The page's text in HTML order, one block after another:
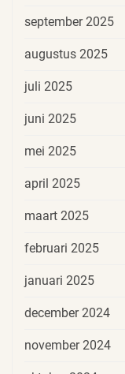
september 2025
augustus 2025
juli 2025
juni 2025
mei 2025
april 2025
maart 2025
februari 2025
januari 2025
december 2024
november 2024